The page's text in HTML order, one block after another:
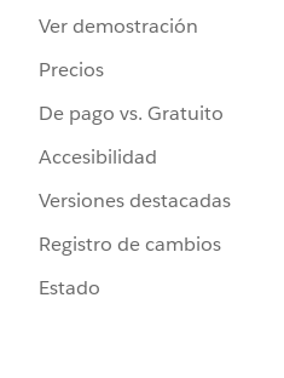
Ver demostración
Precios
De pago vs. Gratuito
Accesibilidad
Versiones destacadas
Registro de cambios
Estado